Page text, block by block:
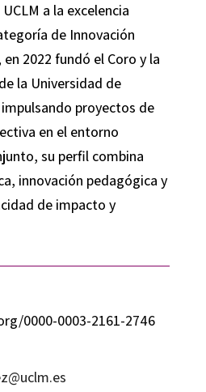
a la excelencia
de Innovación
2022 fundó el Coro y la
la Universidad de
proyectos de
en el entorno
su perfil combina
innovación pedagógica y
de impacto y
0000-0003-2161-2746